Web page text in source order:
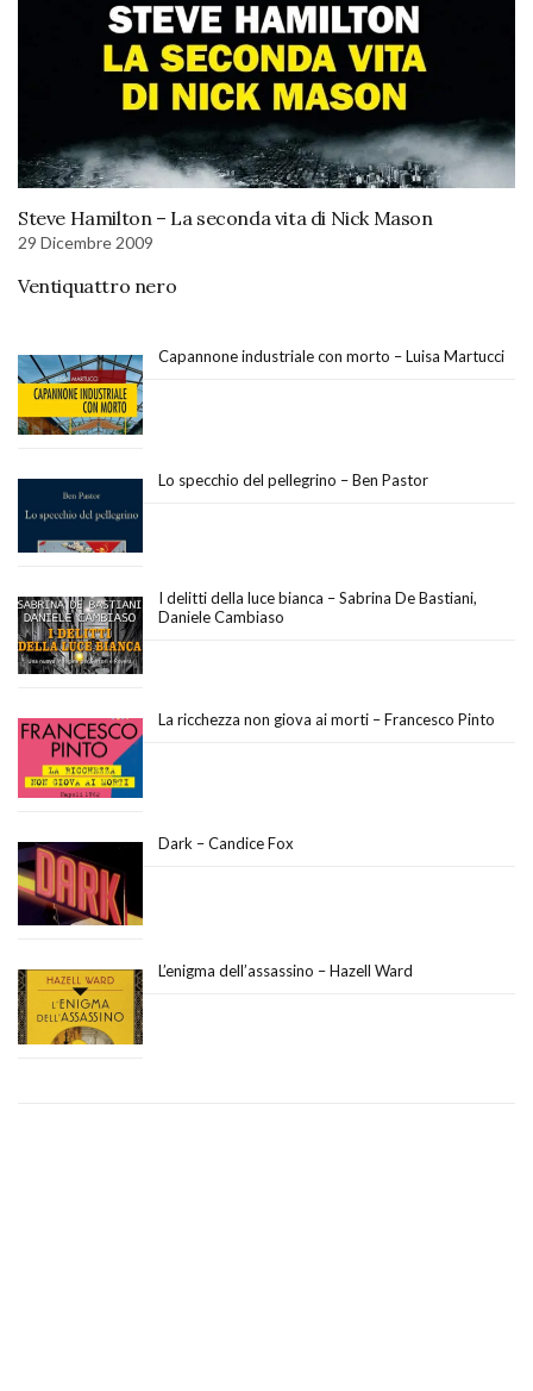
Steve Hamilton – La seconda vita di Nick Mason
29 Dicembre 2009
Ventiquattro nero
Capannone industriale con morto – Luisa Martucci
Lo specchio del pellegrino – Ben Pastor
I delitti della luce bianca – Sabrina De Bastiani,
Daniele Cambiaso
La ricchezza non giova ai morti – Francesco Pinto
Dark – Candice Fox
L’enigma dell’assassino – Hazell Ward